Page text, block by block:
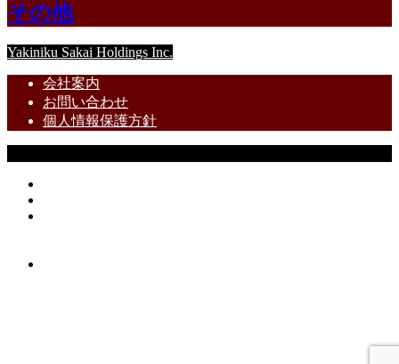
その他
Yakiniku Sakai Holdings Inc.
会社案内
お問い合わせ
個人情報保護方針